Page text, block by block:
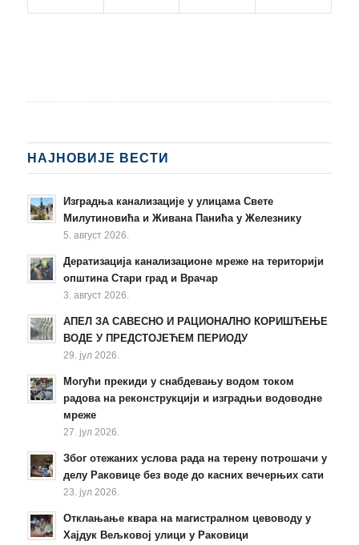
НАЈНОВИЈЕ ВЕСТИ
Изградња канализације у улицама Свете
Милутиновића и Живана Панића у Железнику
5. август 2026.
Дератизација канализационе мреже на територији
општина Стари град и Врачар
3. август 2026.
АПЕЛ ЗА САВЕСНО И РАЦИОНАЛНО КОРИШЋЕЊЕ
ВОДЕ У ПРЕДСТОЈЕЋЕМ ПЕРИОДУ
29. јул 2026.
Могући прекиди у снабдевању водом током
радова на реконструкцији и изградњи водоводне
мреже
27. јул 2026.
Због отежаних услова рада на терену потрошачи у
делу Раковице без воде до касних вечерњих сати
23. јул 2026.
Отклањање квара на магистралном цевоводу у
Хајдук Вељковој улици у Раковици